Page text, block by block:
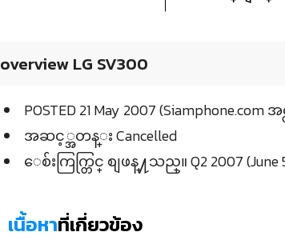
overview LG SV300
POSTED 21 May 2007
အဆင့္အတန္း Cancelled
ေစ်းကြက္တြင္ စျဖန္႔သည္။ Q2 2007 (June
เนื้อหาที่เกี่ยวข้อง